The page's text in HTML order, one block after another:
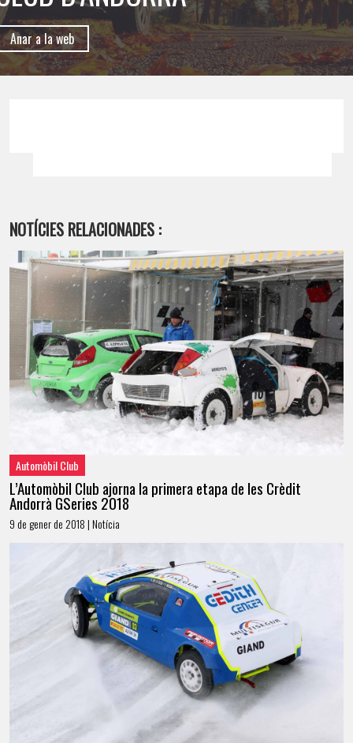
Anar a la web
NOTÍCIES RELACIONADES :
Automòbil Club
L’Automòbil Club ajorna la primera etapa de les Crèdit
Andorrà GSeries 2018
9 de gener de 2018 | Notícia